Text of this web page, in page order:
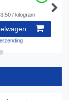
/ kilogram